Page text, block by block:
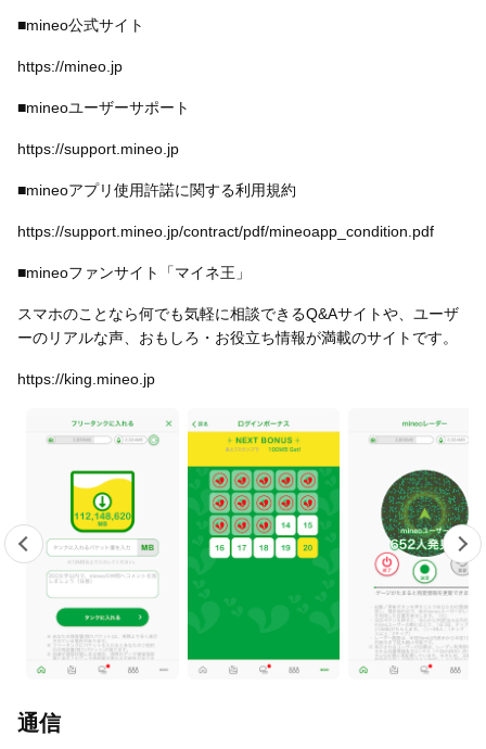
■mineo公式サイト
https://mineo.jp
■mineoユーザーサポート
https://support.mineo.jp
■mineoアプリ使用許諾に関する利用規約
https://support.mineo.jp/contract/pdf/mineoapp_condition.pdf
■mineoファンサイト「マイネ王」
スマホのことなら何でも気軽に相談できるQ&Aサイトや、ユーザ
ーのリアルな声、おもしろ・お役立ち情報が満載のサイトです。
https://king.mineo.jp
通信